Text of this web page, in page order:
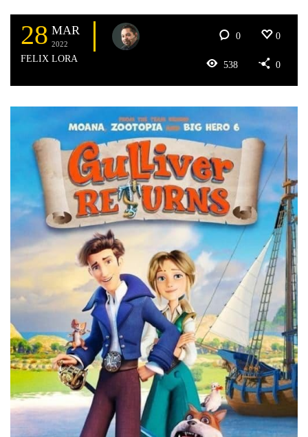
28 MAR
2022
FELIX LORA
0 0
538 0